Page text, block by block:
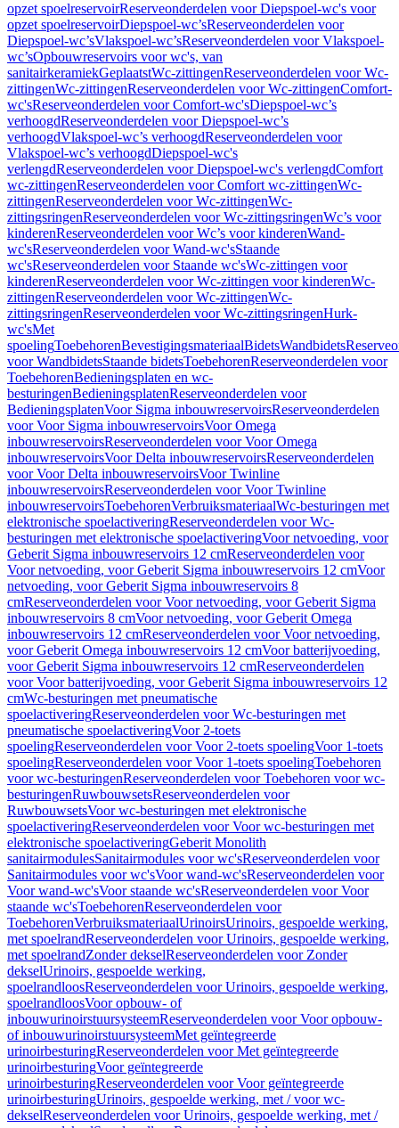
opzet spoelreservoirReserveonderdelen voor Diepspoel-wc's voor
opzet spoelreservoirDiepspoel-wc’sReserveonderdelen voor
Diepspoel-wc’sVlakspoel-wc’sReserveonderdelen voor Vlakspoel-
wc’sOpbouwreservoirs voor wc's, van
sanitairkeramiekGeplaatstWc-zittingenReserveonderdelen voor Wc-
zittingenWc-zittingenReserveonderdelen voor Wc-zittingenComfort-
wc'sReserveonderdelen voor Comfort-wc'sDiepspoel-wc’s
verhoogdReserveonderdelen voor Diepspoel-wc’s
verhoogdVlakspoel-wc’s verhoogdReserveonderdelen voor
Vlakspoel-wc’s verhoogdDiepspoel-wc's
verlengdReserveonderdelen voor Diepspoel-wc's verlengdComfort
wc-zittingenReserveonderdelen voor Comfort wc-zittingenWc-
zittingenReserveonderdelen voor Wc-zittingenWc-
zittingsringenReserveonderdelen voor Wc-zittingsringenWc’s voor
kinderenReserveonderdelen voor Wc’s voor kinderenWand-
wc'sReserveonderdelen voor Wand-wc'sStaande
wc'sReserveonderdelen voor Staande wc'sWc-zittingen voor
kinderenReserveonderdelen voor Wc-zittingen voor kinderenWc-
zittingenReserveonderdelen voor Wc-zittingenWc-
zittingsringenReserveonderdelen voor Wc-zittingsringenHurk-
wc'sMet
spoelingToebehorenBevestigingsmateriaalBidetsWandbidets
voor WandbidetsStaande bidetsToebehorenReserveonderdelen voor
ToebehorenBedieningsplaten en wc-
besturingenBedieningsplatenReserveonderdelen voor
BedieningsplatenVoor Sigma inbouwreservoirsReserveonderdelen
voor Voor Sigma inbouwreservoirsVoor Omega
inbouwreservoirsReserveonderdelen voor Voor Omega
inbouwreservoirsVoor Delta inbouwreservoirsReserveonderdelen
voor Voor Delta inbouwreservoirsVoor Twinline
inbouwreservoirsReserveonderdelen voor Voor Twinline
inbouwreservoirsToebehorenVerbruiksmateriaalWc-besturingen met
elektronische spoelactiveringReserveonderdelen voor Wc-
besturingen met elektronische spoelactiveringVoor netvoeding, voor
Geberit Sigma inbouwreservoirs 12 cmReserveonderdelen voor
Voor netvoeding, voor Geberit Sigma inbouwreservoirs 12 cmVoor
netvoeding, voor Geberit Sigma inbouwreservoirs 8
cmReserveonderdelen voor Voor netvoeding, voor Geberit Sigma
inbouwreservoirs 8 cmVoor netvoeding, voor Geberit Omega
inbouwreservoirs 12 cmReserveonderdelen voor Voor netvoeding,
voor Geberit Omega inbouwreservoirs 12 cmVoor batterijvoeding,
voor Geberit Sigma inbouwreservoirs 12 cmReserveonderdelen
voor Voor batterijvoeding, voor Geberit Sigma inbouwreservoirs 12
cmWc-besturingen met pneumatische
spoelactiveringReserveonderdelen voor Wc-besturingen met
pneumatische spoelactiveringVoor 2-toets
spoelingReserveonderdelen voor Voor 2-toets spoelingVoor 1-toets
spoelingReserveonderdelen voor Voor 1-toets spoelingToebehoren
voor wc-besturingenReserveonderdelen voor Toebehoren voor wc-
besturingenRuwbouwsetsReserveonderdelen voor
RuwbouwsetsVoor wc-besturingen met elektronische
spoelactiveringReserveonderdelen voor Voor wc-besturingen met
elektronische spoelactiveringGeberit Monolith
sanitairmodulesSanitairmodules voor wc'sReserveonderdelen voor
Sanitairmodules voor wc'sVoor wand-wc'sReserveonderdelen voor
Voor wand-wc'sVoor staande wc'sReserveonderdelen voor Voor
staande wc'sToebehorenReserveonderdelen voor
ToebehorenVerbruiksmateriaalUrinoirsUrinoirs, gespoelde werking,
met spoelrandReserveonderdelen voor Urinoirs, gespoelde werking,
met spoelrandZonder dekselReserveonderdelen voor Zonder
dekselUrinoirs, gespoelde werking,
spoelrandloosReserveonderdelen voor Urinoirs, gespoelde werking,
spoelrandloosVoor opbouw- of
inbouwurinoirstuursysteemReserveonderdelen voor Voor opbouw-
of inbouwurinoirstuursysteemMet geïntegreerde
urinoirbesturingReserveonderdelen voor Met geïntegreerde
urinoirbesturingVoor geïntegreerde
urinoirbesturingReserveonderdelen voor Voor geïntegreerde
urinoirbesturingUrinoirs, gespoelde werking, met / voor wc-
dekselReserveonderdelen voor Urinoirs, gespoelde werking, met /